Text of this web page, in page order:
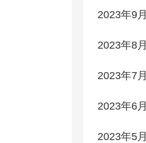
2023年9月
2023年8月
2023年7月
2023年6月
2023年5月